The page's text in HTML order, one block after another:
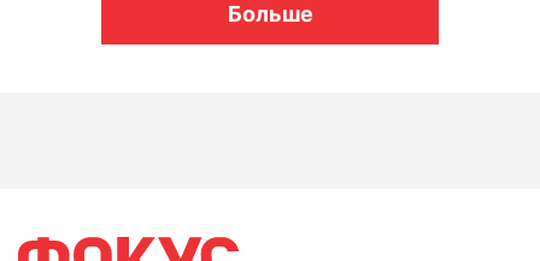
Больше